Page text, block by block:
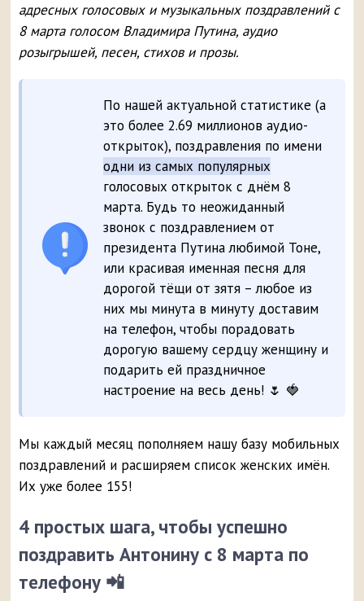
адресных голосовых и музыкальных поздравлений с
8 марта голосом Владимира Путина, аудио
розыгрышей, песен, стихов и прозы.
По нашей актуальной статистике (а
это более 2.69 миллионов аудио-
открыток), поздравления по имени
одни из самых популярных
голосовых открыток с днём 8
марта. Будь то неожиданный
звонок с поздравлением от
президента Путина любимой Тоне,
или красивая именная песня для
дорогой тёщи от зятя – любое из
них мы минута в минуту доставим
на телефон, чтобы порадовать
дорогую вашему сердцу женщину и
подарить ей праздничное
настроение на весь день! 🌷 🍓
Мы каждый месяц пополняем нашу базу мобильных
поздравлений и расширяем список женских имён.
Их уже более 155!
4 простых шага, чтобы успешно
поздравить Антонину с 8 марта по
телефону 📲